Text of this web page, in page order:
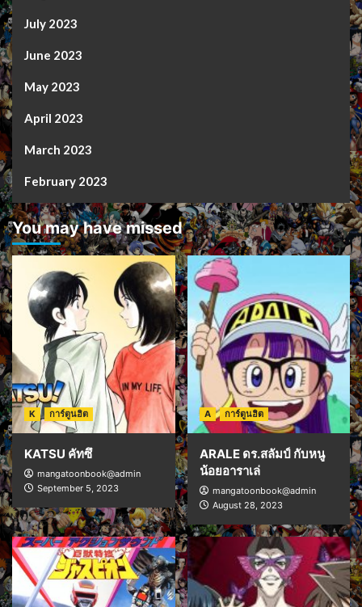
July 2023
June 2023
May 2023
April 2023
March 2023
February 2023
You may have missed
K การ์ตูนฮิต
KATSU คัทซึ
mangatoonbook@admin
September 5, 2023
A การ์ตูนฮิต
ARALE ดร.สลัมป์ กับหนู
น้อยอาราเล่
mangatoonbook@admin
August 28, 2023